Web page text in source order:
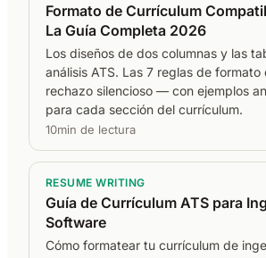
Formato de Currículum
La Guía Completa 2026
Los diseños de dos columnas y las
análisis ATS. Las 7 reglas de formato
rechazo silencioso — con ejemplos
para cada sección del currículum.
10min de lectura
RESUME WRITING
Guía de Currículum ATS para
Software
Cómo formatear tu currículum de